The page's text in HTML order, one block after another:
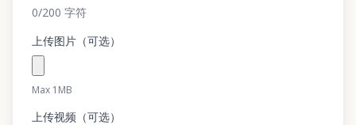
0/200 字符
上传图片（可选）
Max 1MB
上传视频（可选）